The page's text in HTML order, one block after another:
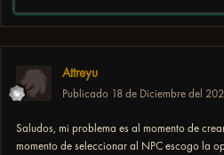
Attreyu
Publicado 18 de Diciembre del
Saludos, mi problema es al momento de
momento de seleccionar al NPC escogo la